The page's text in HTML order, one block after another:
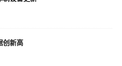
创新高